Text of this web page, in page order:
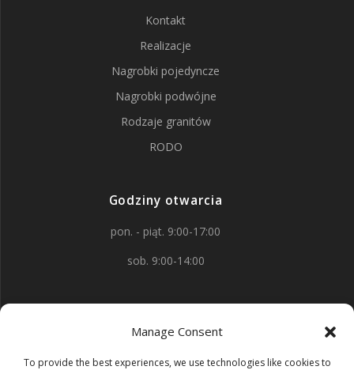
Manage Consent
To provide the best experiences, we use technologies like cookies to
Kontakt
Realizacje
Nagrobki pojedyncze
Nagrobki podwójne
Rodzaje granitów
RODO
Godziny otwarcia
pon. - piąt. 9:00-17:00
sob. 9:00-14:00
aleja Wojska Polskiego 88